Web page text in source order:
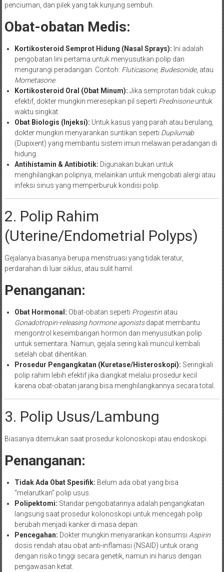
penciuman, dan pilek yang tak kunjung sembuh.
Obat-obatan Medis:
Kortikosteroid Semprot Hidung (Nasal Sprays): Ini adalah
pengobatan lini pertama untuk menyusutkan polip dan
mengurangi peradangan. Contoh: Fluticasone, Budesonide, atau
Mometasone.
Kortikosteroid Oral (Obat Minum): Jika semprotan tidak cukup
efektif, dokter mungkin meresepkan pil seperti Prednisoneuntuk
waktu singkat.
Obat Biologis (Injeksi): Untuk kasus yang parah atau berulang,
dokter mungkin menyarankan suntikan seperti Dupilumab
(Dupixent) yang membantu sistem imun melawan peradangan di
hidung.
Antihistamin & Antibiotik: Digunakan bukan untuk
menghilangkan polipnya, melainkan untuk mengobati alergi atau
infeksi sinus yang memperburuk kondisi polip.
2. Polip Rahim
(Uterine/Endometrial Polyps)
Gejalanya biasanya berupa menstruasi yang tidak teratur,
perdarahan di luar siklus, atau sulit hamil.
Penanganan:
Obat Hormonal: Obat-obatan seperti Progestinatau
Gonadotropin-releasing hormone agonistsdapat membantu
mengontrol keseimbangan hormon dan menyusutkan polip
untuk sementara. Namun, gejala sering kali muncul kembali
setelah obat dihentikan.
Prosedur Pengangkatan (Kuretase/Histeroskopi): Seringkali
polip rahim lebih efektif jika diangkat melalui prosedur kecil
karena obat-obatan jarang bisa menghilangkannya secara total.
3. Polip Usus/Lambung
Biasanya ditemukan saat prosedur kolonoskopi atau endoskopi.
Penanganan:
Tidak Ada Obat Spesifik: Belum ada obat yang bisa
“melarutkan” polip usus.
Polipektomi: Standar pengobatannya adalah pengangkatan
langsung saat prosedur kolonoskopi untuk mencegah polip
berubah menjadi kanker di masa depan.
Pencegahan: Dokter mungkin menyarankan konsumsi Aspirin
dosis rendah atau obat anti-inflamasi (NSAID) untuk orang
dengan risiko tinggi secara genetik, namun ini harus dengan
pengawasan ketat.